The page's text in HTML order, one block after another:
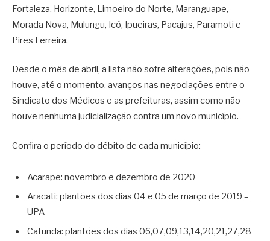
Fortaleza, Horizonte, Limoeiro do Norte, Maranguape,
Morada Nova, Mulungu, Icó, Ipueiras, Pacajus, Paramoti e
Pires Ferreira.
Desde o mês de abril, a lista não sofre alterações, pois não
houve, até o momento, avanços nas negociações entre o
Sindicato dos Médicos e as prefeituras, assim como não
houve nenhuma judicialização contra um novo município.
Confira o período do débito de cada município:
Acarape: novembro e dezembro de 2020
Aracati: plantões dos dias 04 e 05 de março de 2019 –
UPA
Catunda: plantões dos dias 06,07,09,13,14,20,21,27,28